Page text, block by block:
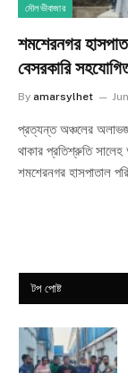
মৌলভীবাজার
শমশেরনগর
বেসরকারি
By amarsylhet
প্রত্যন্ত অঞ্চলের
থাকার প্রতিশ্রুতি
শমশেরনগর হাসপাতাল
টপ পোষ্ট